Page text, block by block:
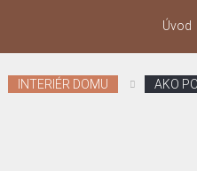
Úvod
INTERIÉR DOMU AKO